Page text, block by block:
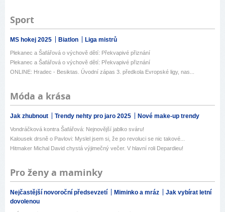
Sport
MS hokej 2025 Biatlon Liga mistrů
Plekanec a Šafářová o výchově dětí: Překvapivé přiznání
Plekanec a Šafářová o výchově dětí: Překvapivé přiznání
ONLINE: Hradec - Besiktas. Úvodní zápas 3. předkola Evropské ligy, nas...
Móda a krása
Jak zhubnout Trendy nehty pro jaro 2025 Nové make-up trendy
Vondráčková kontra Šafářová: Nejnovější jablko sváru!
Kalousek drsně o Pavlovi: Myslel jsem si, že po revoluci se nic takové...
Hitmaker Michal David chystá výjimečný večer. V hlavní roli Depardieu!
Pro ženy a maminky
Nejčastější novoroční předsevzetí Miminko a mráz
Jak vybírat letní
dovolenou